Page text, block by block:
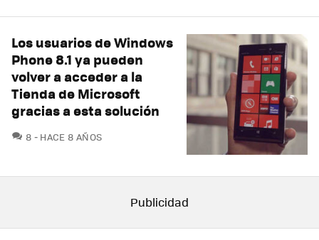
Los usuarios de Windows
Phone 8.1 ya pueden
volver a acceder a la
Tienda de Microsoft
gracias a esta solución
8 COMENTARIOS
HACE 8 AÑOS